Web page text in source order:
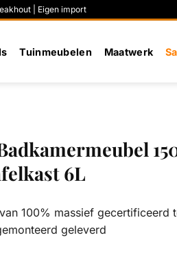
| Eigen import
Tuinmeubelen Maatwerk
6L
100% massief gecertificeerd
geleverd